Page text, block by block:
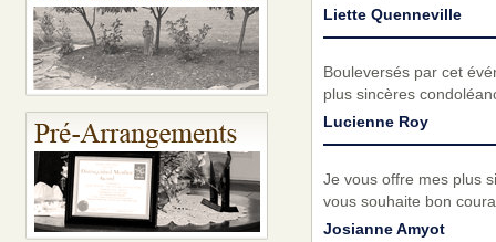
Liette Quenneville
Bouleversés par cet
plus sincères
Lucienne Roy
Je vous offre mes plus
vous souhaite bon
Josianne Amyot